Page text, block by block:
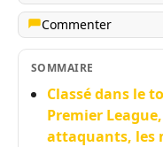
Commenter
SOMMAIRE
Classé dans le
Premier
attaquants, les